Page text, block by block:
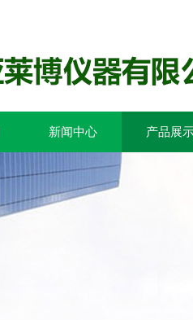
新闻中心 产品展